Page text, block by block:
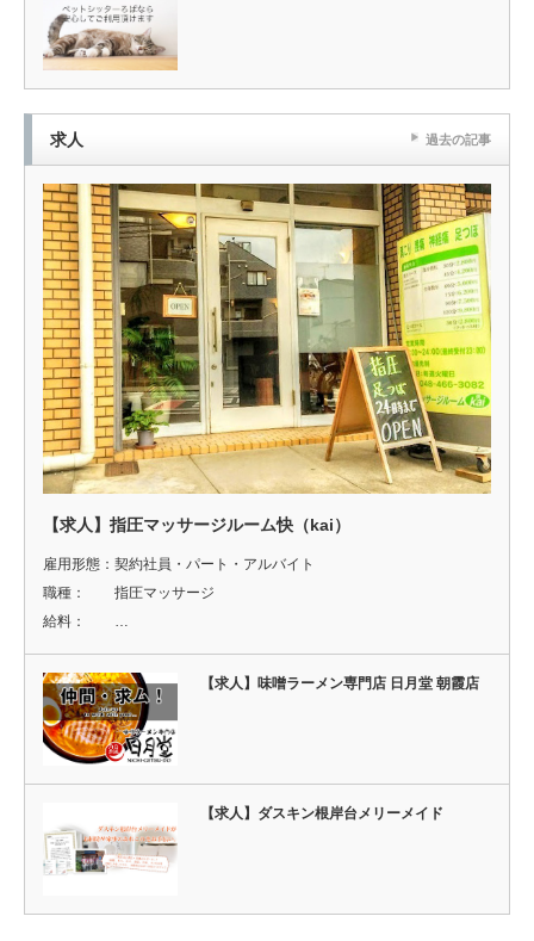
求人 過去の記事
【求人】指圧マッサージルーム快（kai）
雇用形態：契約社員・パート・アルバイト
職種： 指圧マッサージ
給料： …
【求人】味噌ラーメン専門店 日月堂 朝霞店
【求人】ダスキン根岸台メリーメイド